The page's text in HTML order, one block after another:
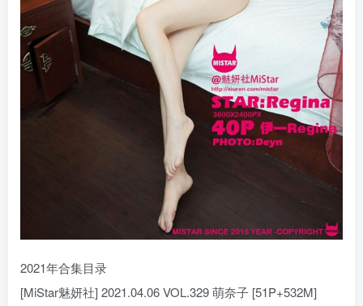
2021年合集目录
[MiStar魅妍社] 2021.04.06 VOL.329 萌奈子 [51P+532M]